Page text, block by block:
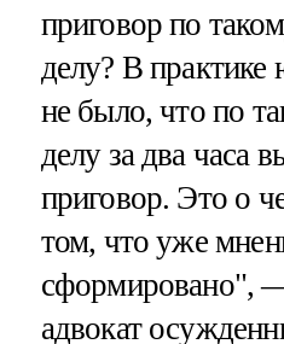
приговор по
делу? В практике
не было, что по
делу за два часа
приговор. Это о
том, что уже
сформировано",
адвокат